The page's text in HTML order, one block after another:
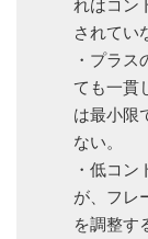
れはコン
されてい
・プラ
ても一貫
は最小限
ない。
・低コ
が、フレ
を調整す